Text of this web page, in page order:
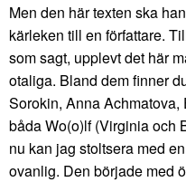
Men den här texten ska
kärleken till en författare.
som sagt, upplevt det här
otaliga. Bland dem finner
Sorokin, Anna
båda Wo(o)lf (Virginia och
nu kan jag stoltsera med
ovanlig. Den började med